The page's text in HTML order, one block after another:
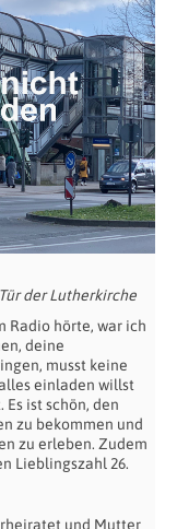
der Lutherkirche
Radio hörte, war ich
deine
musst keine
einladen willst
ist schön, den
zu bekommen und
zu erleben. Zudem
Lieblingszahl 26.
und Mutter